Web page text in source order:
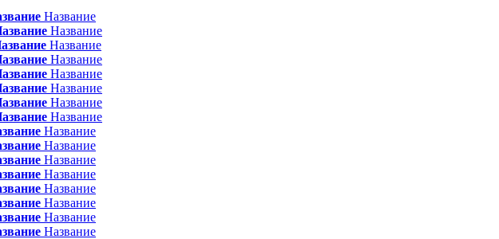
Название
Название
Название
Название
Название
Название
Название
Название
Название
Название
Название
Название
Название
Название
Название
Название